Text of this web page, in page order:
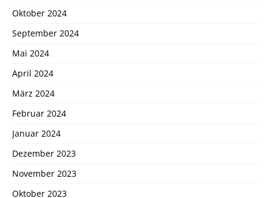
Oktober 2024
September 2024
Mai 2024
April 2024
März 2024
Februar 2024
Januar 2024
Dezember 2023
November 2023
Oktober 2023